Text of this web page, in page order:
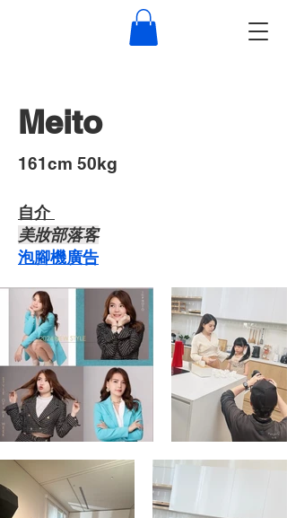
Meito
​161cm 50kg
自介 ​
​美妝部落客
​泡腳機廣告